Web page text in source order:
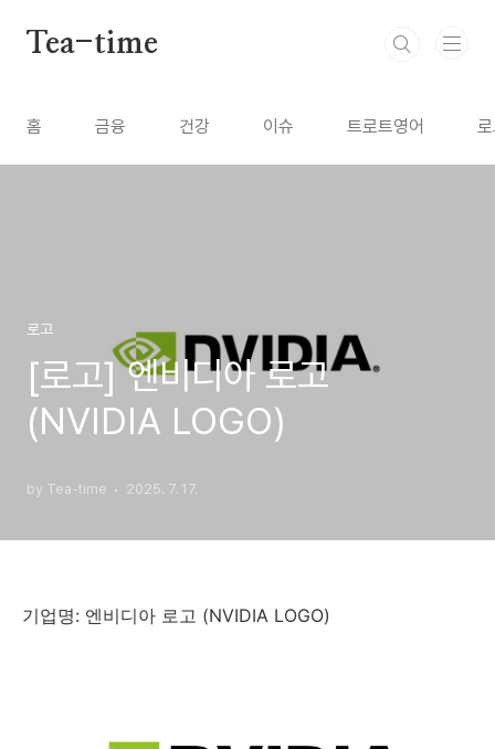
Tea-time
홈 금융 건강 이슈 트로트영어
로고
[로고] 엔비디아 로고
(NVIDIA LOGO)
by Tea-time 2025. 7. 17.
기업명: 엔비디아 로고 (NVIDIA LOGO)